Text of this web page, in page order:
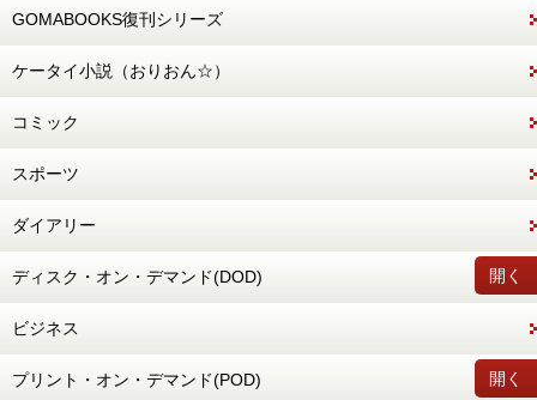
GOMABOOKS復刊シリーズ
ケータイ小説（おりおん☆）
コミック
スポーツ
ダイアリー
開く
ディスク・オン・デマンド(DOD)
ビジネス
開く
プリント・オン・デマンド(POD)